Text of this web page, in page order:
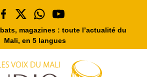
magazines : toute l’actualité du
Mali, en 5 langues